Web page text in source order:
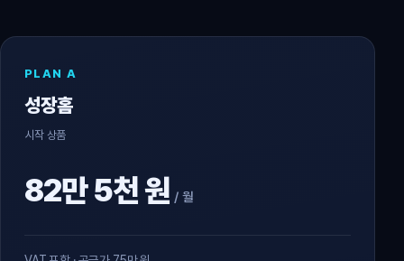
PLAN A
성장홈
시작 상품
82만 5천 원 / 월